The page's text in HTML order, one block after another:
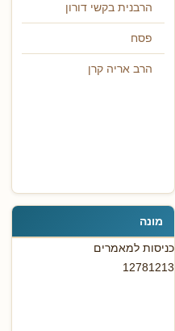
הרבנית בקשי דורון
פסח
הרב אריה קרן
מונה
כניסות למאמרים
12781213